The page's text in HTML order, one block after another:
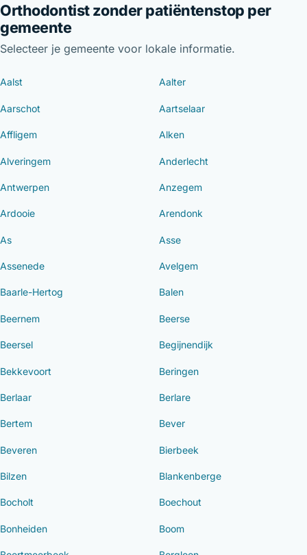
Orthodontist zonder patiëntenstop per
gemeente
Selecteer je gemeente voor lokale informatie.
Aalst Aalter
Aarschot Aartselaar
Affligem Alken
Alveringem Anderlecht
Antwerpen Anzegem
Ardooie Arendonk
As Asse
Assenede Avelgem
Baarle-Hertog Balen
Beernem Beerse
Beersel Begijnendijk
Bekkevoort Beringen
Berlaar Berlare
Bertem Bever
Beveren Bierbeek
Bilzen Blankenberge
Bocholt Boechout
Bonheiden Boom